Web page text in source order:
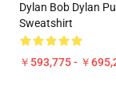
Dylan Bob Dylan
Sweatshirt
￥593,775 - ￥